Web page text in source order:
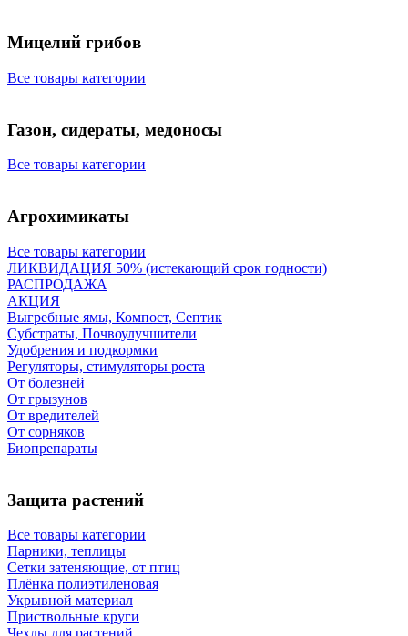
Мицелий грибов
Все товары категории
Газон, сидераты, медоносы
Все товары категории
Агрохимикаты
Все товары категории
ЛИКВИДАЦИЯ 50% (истекающий срок годности)
РАСПРОДАЖА
АКЦИЯ
Выгребные ямы, Компост, Септик
Субстраты, Почвоулучшители
Удобрения и подкормки
Регуляторы, стимуляторы роста
От болезней
От грызунов
От вредителей
От сорняков
Биопрепараты
Защита растений
Все товары категории
Парники, теплицы
Сетки затеняющие, от птиц
Плёнка полиэтиленовая
Укрывной материал
Приствольные круги